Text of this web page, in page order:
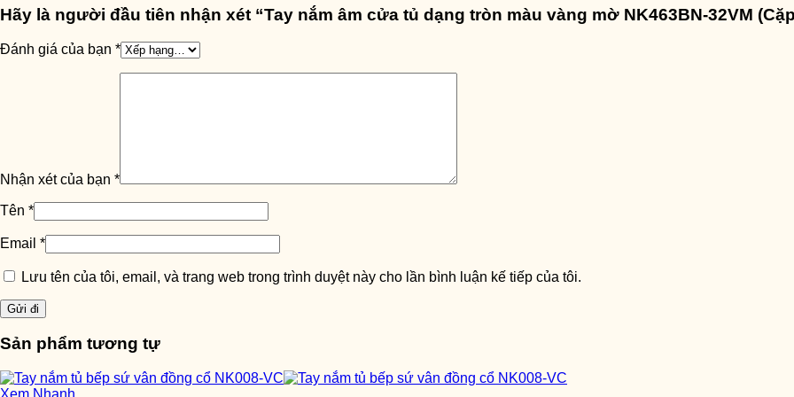
Hãy là người đầu tiên nhận xét “Tay nắm âm cửa tủ dạng tròn màu vàng mờ NK463BN-32VM
Đánh giá của bạn *
Nhận xét của bạn *
Tên *
Email *
Lưu tên của tôi, email, và trang web trong trình duyệt này cho lần bình luận kế tiếp của tôi.
Sản phẩm tương tự
Xem Nhanh